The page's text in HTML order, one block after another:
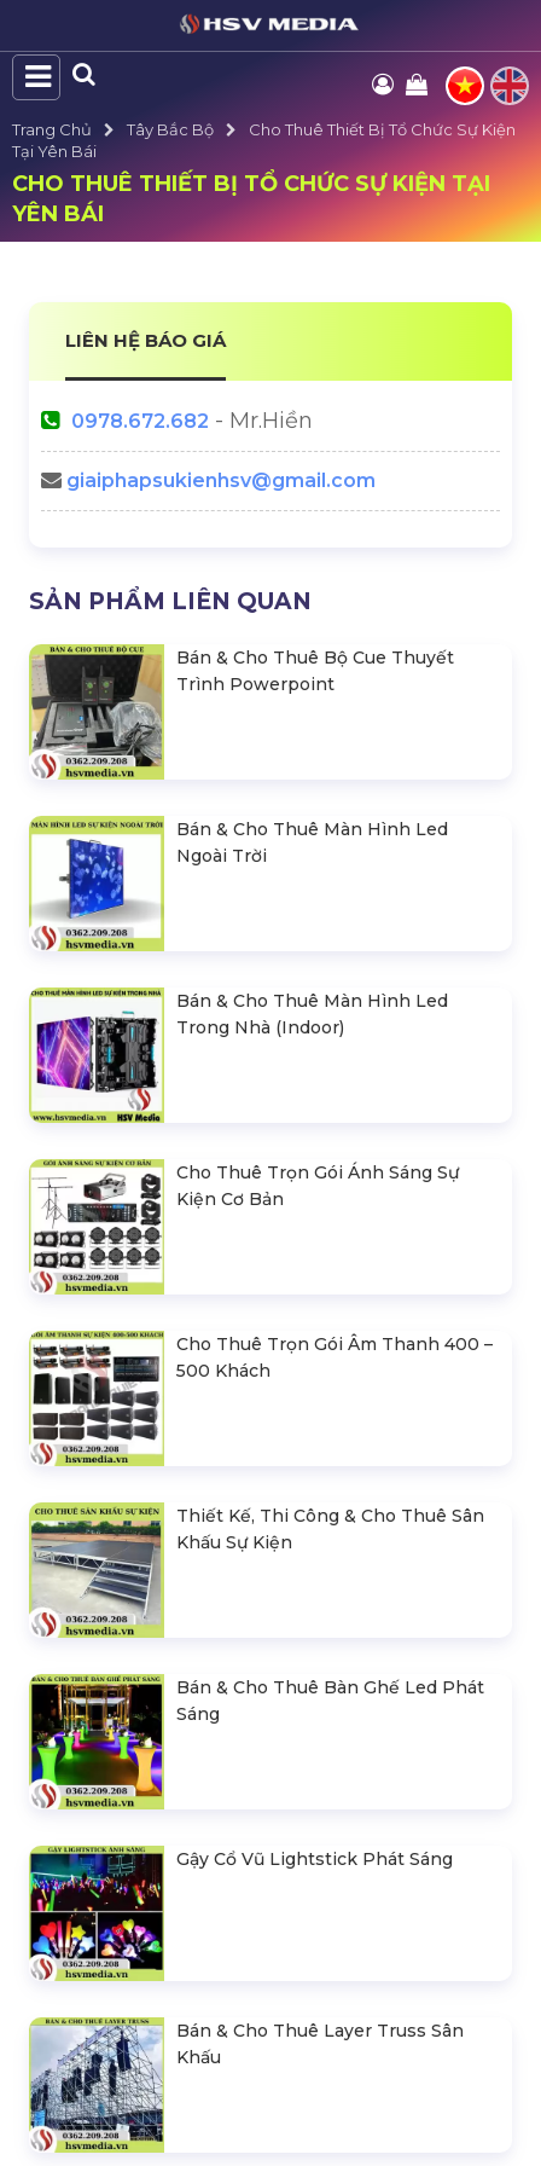
Trang Chủ Tây Bắc Bộ
Cho Thuê Thiết Bị Tổ Chức Sự Kiện
Tại Yên Bái
CHO THUÊ THIẾT BỊ TỔ CHỨC SỰ KIỆN TẠI
YÊN BÁI
LIÊN HỆ BÁO GIÁ
0978.672.682 - Mr.Hiền
giaiphapsukienhsv@gmail.com
SẢN PHẨM LIÊN QUAN
Bán & Cho Thuê Bộ Cue Thuyết
Trình Powerpoint
Bán & Cho Thuê Màn Hình Led
Ngoài Trời
Bán & Cho Thuê Màn Hình Led
Trong Nhà (Indoor)
Cho Thuê Trọn Gói Ánh Sáng Sự
Kiện Cơ Bản
Cho Thuê Trọn Gói Âm Thanh 400 –
500 Khách
Thiết Kế, Thi Công & Cho Thuê Sân
Khấu Sự Kiện
Bán & Cho Thuê Bàn Ghế Led Phát
Sáng
Gậy Cổ Vũ Lightstick Phát Sáng
Bán & Cho Thuê Layer Truss Sân
Khấu